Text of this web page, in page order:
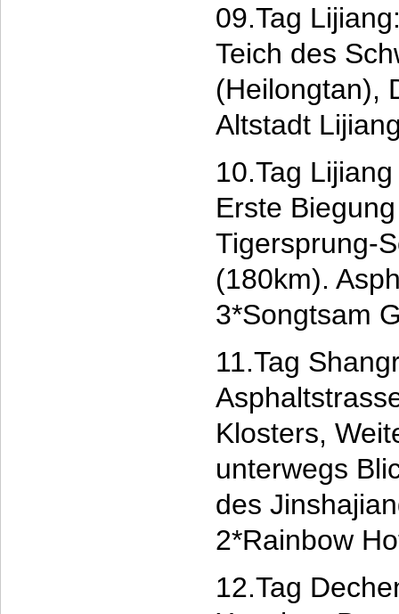
09.Tag
Teich des
(Heilongtan),
Altstadt
10.Tag
Erste
Tigersprung-
(180km).
3*Songtsam
11.Tag
Klosters,
unterwegs
des
2*Rainbow
12.Tag